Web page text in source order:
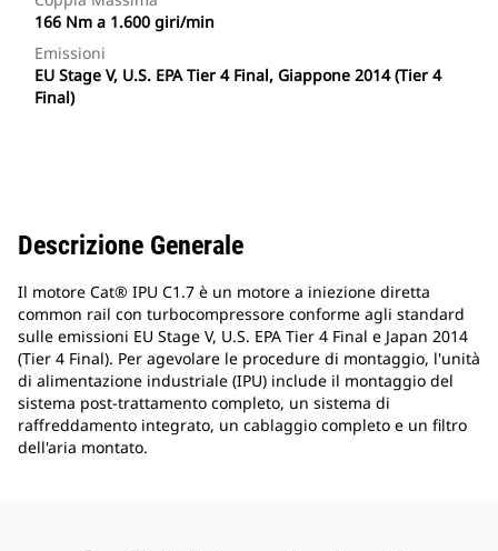
166 Nm a 1.600 giri/min
Emissioni
EU Stage V, U.S. EPA Tier 4 Final, Giappone 2014 (Tier 4
Final)
Descrizione Generale
Il motore Cat® IPU C1.7 è un motore a iniezione diretta
common rail con turbocompressore conforme agli standard
sulle emissioni EU Stage V, U.S. EPA Tier 4 Final e Japan 2014
(Tier 4 Final). Per agevolare le procedure di montaggio, l'unità
di alimentazione industriale (IPU) include il montaggio del
sistema post-trattamento completo, un sistema di
raffreddamento integrato, un cablaggio completo e un filtro
dell'aria montato.